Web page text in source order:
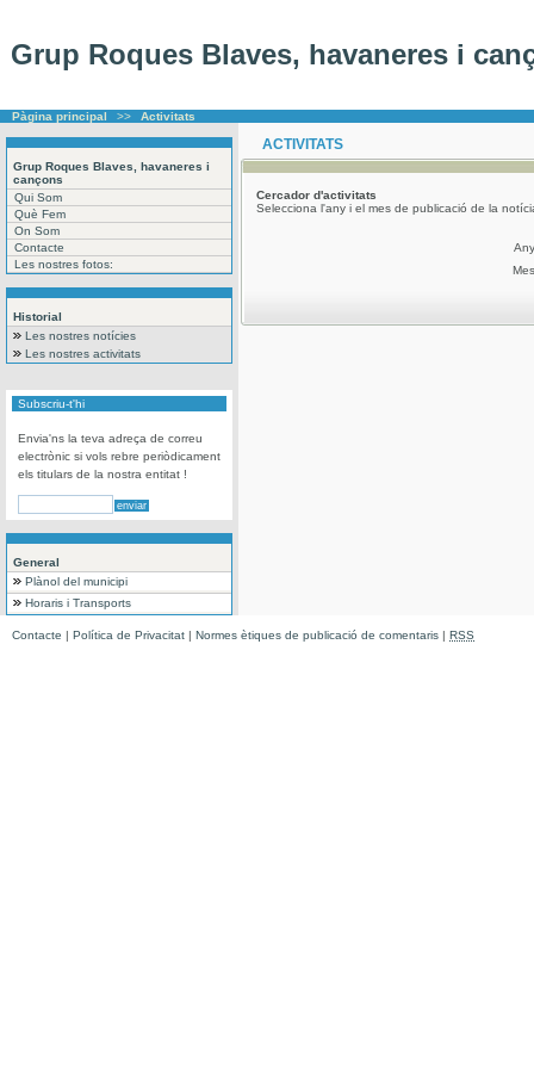
Grup Roques Blaves, havaneres i
Pàgina principal >> Activitats
Grup Roques Blaves, havaneres i
cançons
Qui Som
Què Fem
On Som
Contacte
Les nostres fotos:
Historial
Les nostres notícies
Les nostres activitats
Subscriu-t'hi
Envia'ns la teva adreça de correu
electrònic si vols rebre periòdicament
els titulars de la nostra entitat !
General
Plànol del municipi
Horaris i Transports
ACTIVITATS
Cercador d'activitats
Selecciona l'any i el mes de publicació de la
Any
Mes
Contacte | Política de Privacitat | Normes ètiques de publicació de comentaris | RSS